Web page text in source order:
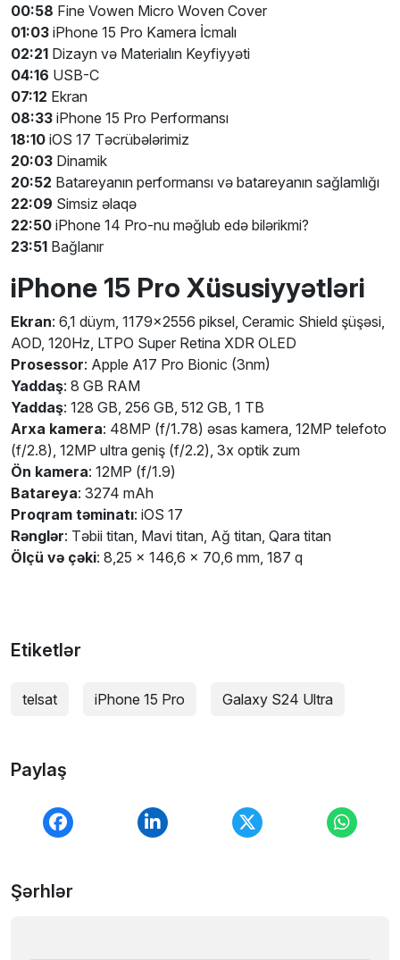
00:58 Fine Vowen Micro Woven Cover
01:03 iPhone 15 Pro Kamera İcmalı
02:21 Dizayn və Materialın Keyfiyyəti
04:16 USB-C
07:12 Ekran
08:33 iPhone 15 Pro Performansı
18:10 iOS 17 Təcrübələrimiz
20:03 Dinamik
20:52 Batareyanın performansı və batareyanın sağlamlığı
22:09 Simsiz əlaqə
22:50 iPhone 14 Pro-nu məğlub edə bilərikmi?
23:51 Bağlanır
iPhone 15 Pro Xüsusiyyətləri
Ekran: 6,1 düym, 1179x2556 piksel, Ceramic Shield şüşəsi,
AOD, 120Hz, LTPO Super Retina XDR OLED
Prosessor: Apple A17 Pro Bionic (3nm)
Yaddaş: 8 GB RAM
Yaddaş: 128 GB, 256 GB, 512 GB, 1 TB
Arxa kamera: 48MP (f/1.78) əsas kamera, 12MP telefoto
(f/2.8), 12MP ultra geniş (f/2.2), 3x optik zum
Ön kamera: 12MP (f/1.9)
Batareya: 3274 mAh
Proqram təminatı: iOS 17
Rənglər: Təbii titan, Mavi titan, Ağ titan, Qara titan
Ölçü və çəki: 8,25 x 146,6 x 70,6 mm, 187 q
Etiketlər
telsat iPhone 15 Pro Galaxy S24 Ultra
Paylaş
Şərhlər